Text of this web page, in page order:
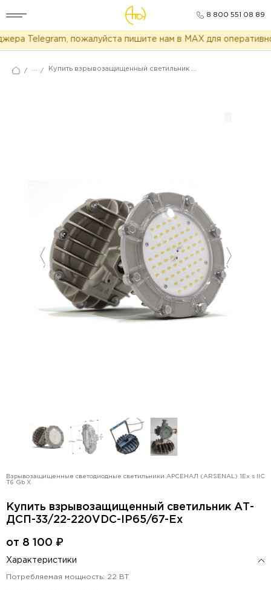
8 800 551 08 89
Telegram, пожалуйста пишите нам в MAX для
/ ... / Купить взрывозащищенный светильник АТ-ДСП-33/22-220VDC-IP65/67-Ex
Взрывозащищенные светодиодные светильники АРСЕНАЛ (ARSENAL) 1Ex s IIC
T6 Gb X
Купить взрывозащищенный светильник АТ-
ДСП-33/22-220VDC-IP65/67-Ex
от 8 100 ₽
Характеристики
Потребляемая мощность: 22 ВТ